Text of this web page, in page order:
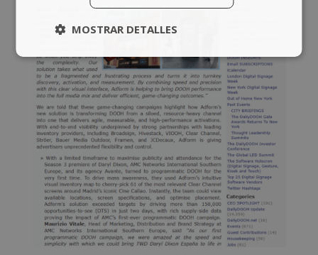
MOSTRAR DETALLES